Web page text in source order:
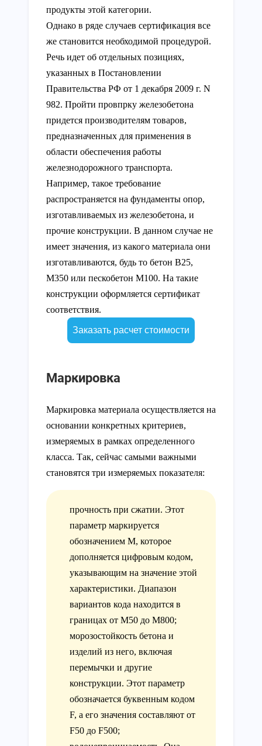
продукты этой категории.
Однако в ряде случаев сертификация все
же становится необходимой процедурой.
Речь идет об отдельных позициях,
указанных в Постановлении
Правительства РФ от 1 декабря 2009 г. N
982. Пройти провпрку железобетона
придется производителям товаров,
предназначенных для применения в
области обеспечения работы
железнодорожного транспорта.
Например, такое требование
распространяется на фундаменты опор,
изготавливаемых из железобетона, и
прочие конструкции. В данном случае не
имеет значения, из какого материала они
изготавливаются, будь то бетон В25,
М350 или пескобетон М100. На такие
конструкции оформляется сертификат
соответствия.
Заказать расчет стоимости
Маркировка
Маркировка материала осуществляется на
основании конкретных критериев,
измеряемых в рамках определенного
класса. Так, сейчас самыми важными
становятся три измеряемых показателя:
прочность при сжатии. Этот
параметр маркируется
обозначением М, которое
дополняется цифровым кодом,
указывающим на значение этой
характеристики. Диапазон
вариантов кода находится в
границах от М50 до М800;
морозостойкость бетона и
изделий из него, включая
перемычки и другие
конструкции. Этот параметр
обозначается буквенным кодом
F, а его значения составляют от
F50 до F500;